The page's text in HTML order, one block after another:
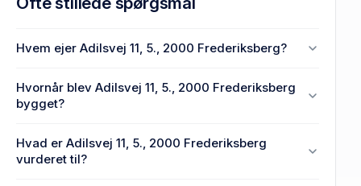
Hvem ejer Adilsvej 11, 5., 2000 Frederiksberg?
Frederiksberg.
Hvornår blev Adilsvej 11, 5., 2000 Frederiksberg
bygget?
11, 5., 2000 Frederiksberg.
Hvad er Adilsvej 11, 5., 2000 Frederiksberg
vurderet til?